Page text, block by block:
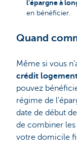
l'épargne à
en bénéficier.
Quand
Même si vous
crédit
pouvez
régime de
date de début
de combiner les
votre domicile